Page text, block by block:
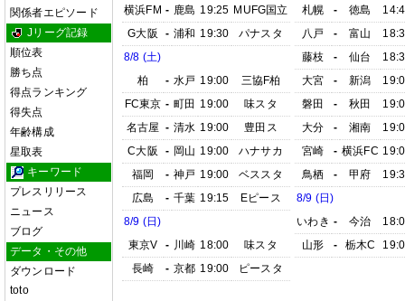
関係者エピソード
Jリーグ記録
順位表
勝ち点
得点ランキング
得失点
年齢構成
星取表
キーワード
プレスリリース
ニュース
ブログ
データ・その他
ダウンロード
toto
横浜FM - 鹿島 19:25 MUFG国立
G大阪
- 浦和 19:30
パナスタ
8/8 (土)
柏
- 水戸 19:00
三協F柏
FC東京 - 町田 19:00
味スタ
名古屋 - 清水 19:00
豊田ス
C大阪
- 岡山 19:00
ハナサカ
福岡
- 神戸 19:00
ベススタ
広島
- 千葉 19:15
Eピース
8/9 (日)
東京V
- 川崎 18:00
味スタ
長崎
- 京都 19:00 ピースタ
札幌
- 徳島
八戸
- 富山
藤枝
- 仙台
大宮
- 新潟
磐田
- 秋田
大分
- 湘南
宮崎
- 横浜FC
鳥栖
- 甲府
8/9 (日)
いわき - 今治
山形
- 栃木C